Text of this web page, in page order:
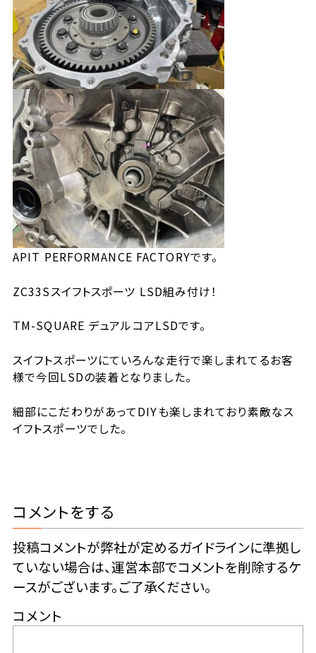
APIT PERFORMANCE FACTORYです。
ZC33Sスイフトスポーツ LSD組み付け！
TM-SQUARE デュアルコアLSDです。
スイフトスポーツにていろんな走行で楽しまれてるお客
様で今回LSDの装着となりました。
細部にこだわりがあってDIYも楽しまれており素敵なス
イフトスポーツでした。
コメントをする
投稿コメントが弊社が定めるガイドラインに準拠し
ていない場合は、運営本部でコメントを削除するケ
ースがございます。ご了承ください。
コメント